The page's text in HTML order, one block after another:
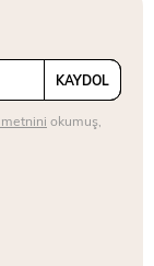
KAYDOL
okumuş,